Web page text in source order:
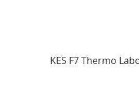
KES F7 Thermo